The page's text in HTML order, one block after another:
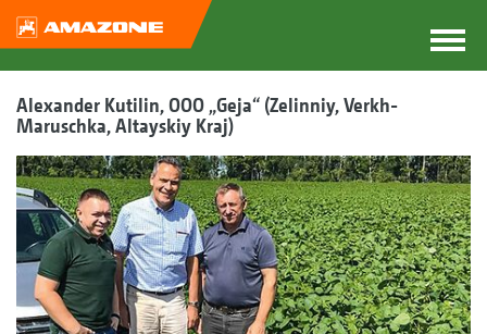
Alexander Kutilin, OOO „Geja“ (Zelinniy, Verkh-
Maruschka, Altayskiy Kraj)